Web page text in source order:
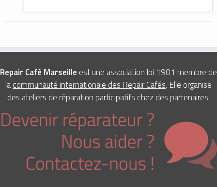
Repair Café Marseille est une association loi 1901 membre de
lacommunauté internationale des Repair Cafés. Elle organise
des ateliers de réparation participatifs chez des partenaires.